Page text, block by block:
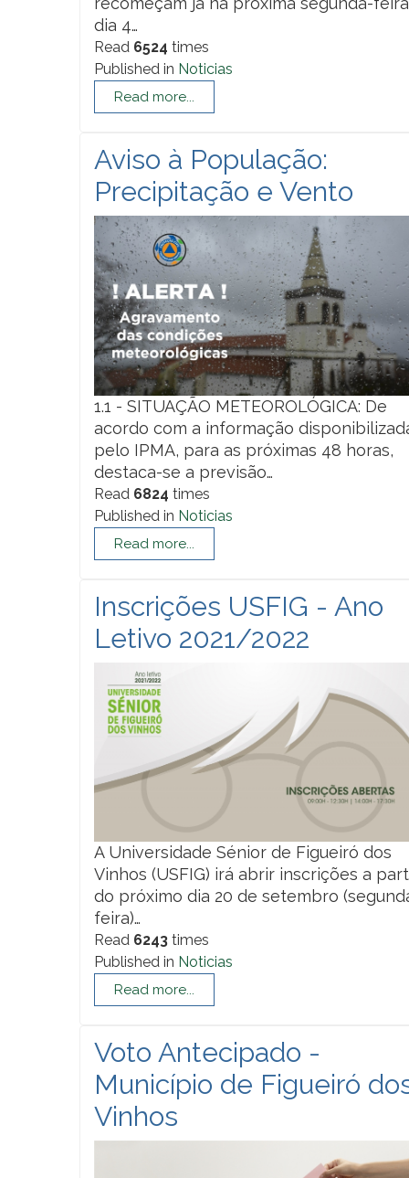
dia 4…
Read 6524 times
Published in Noticias
Read more...
Aviso à População:
Precipitação e Vento
1.1 - SITUAÇÃO METEOROLÓGICA: De
acordo com a informação
pelo IPMA, para as próximas 48 horas,
destaca-se a previsão…
Read 6824 times
Published in Noticias
Read more...
Inscrições USFIG - Ano
Letivo 2021/2022
A Universidade Sénior de Figueiró dos
Vinhos (USFIG) irá abrir inscrições a
do próximo dia 20 de setembro
feira)…
Read 6243 times
Published in Noticias
Read more...
Voto Antecipado -
Município de Figueiró
Vinhos